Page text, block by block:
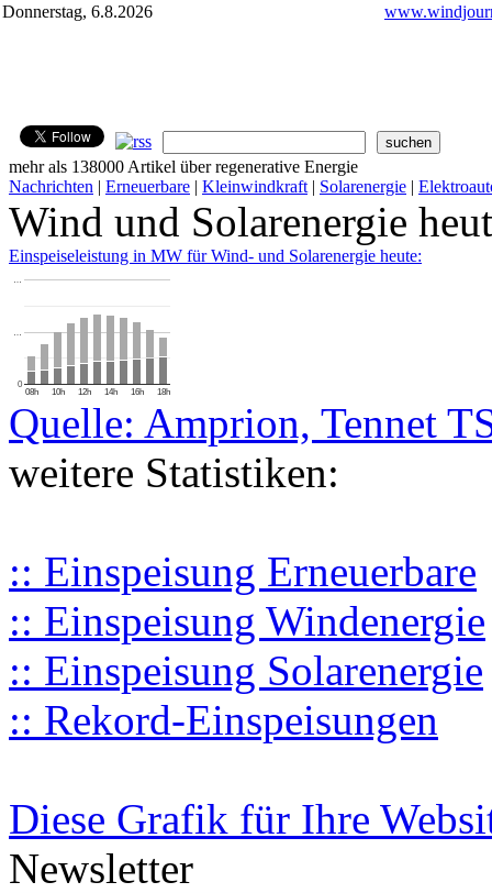
Donnerstag, 6.8.2026
mehr als 138000 Artikel über regenerative Energie
Nachrichten | Erneuerbare | Kleinwindkraft | Solarenergie |
Wind und Solarenergie
Einspeiseleistung in MW für Wind- und Solarenergie heute:
08h 10h 12h 14h 16h 18h
0
…
…
Quelle: Amprion, Tennet
weitere Statistiken:
:: Einspeisung Erneuerbare
:: Einspeisung Windenergie
:: Einspeisung Solarenergie
:: Rekord-Einspeisungen
Diese Grafik für Ihre
Newsletter